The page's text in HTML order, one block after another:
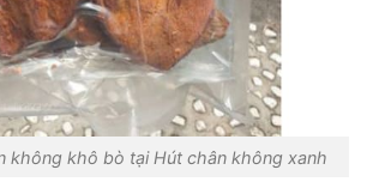
không khô bò tại Hút chân không xanh